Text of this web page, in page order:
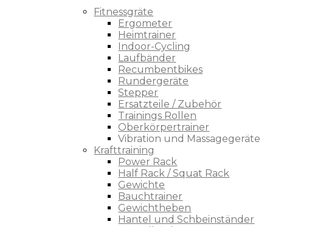
Fitnessgräte
Ergometer
Heimtrainer
Indoor-Cycling
Laufbänder
Recumbentbikes
Rundergeräte
Stepper
Ersatzteile / Zubehör
Trainings Rollen
Oberkörpertrainer
Vibration und Massagegeräte
Krafttraining
Power Rack
Half Rack / Squat Rack
Gewichte
Bauchtrainer
Gewichtheben
Hantel und Schbeinständer